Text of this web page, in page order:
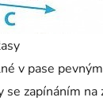
v pase
se zapínáním na